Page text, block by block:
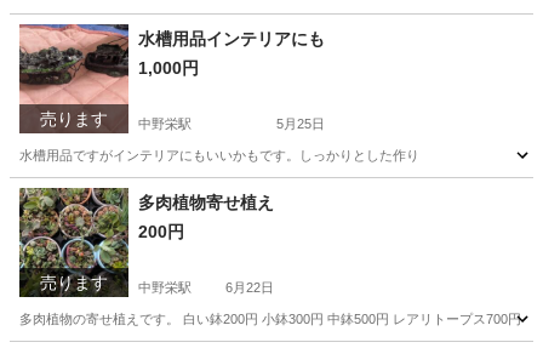
宮城 塩竈市 中野栄駅 家庭用品
売ります
水槽用品インテリアにも
1,000円
中野栄駅 5月25日
水槽用品ですがインテリアにもいいかもです。しっかりとした作り
宮城 塩竈市 中野栄駅 インテリア雑貨/小物
売ります
多肉植物寄せ植え
200円
中野栄駅 6月22日
多肉植物の寄せ植えです。 白い鉢200円 小鉢300円 中鉢500円 レアリトープス700円